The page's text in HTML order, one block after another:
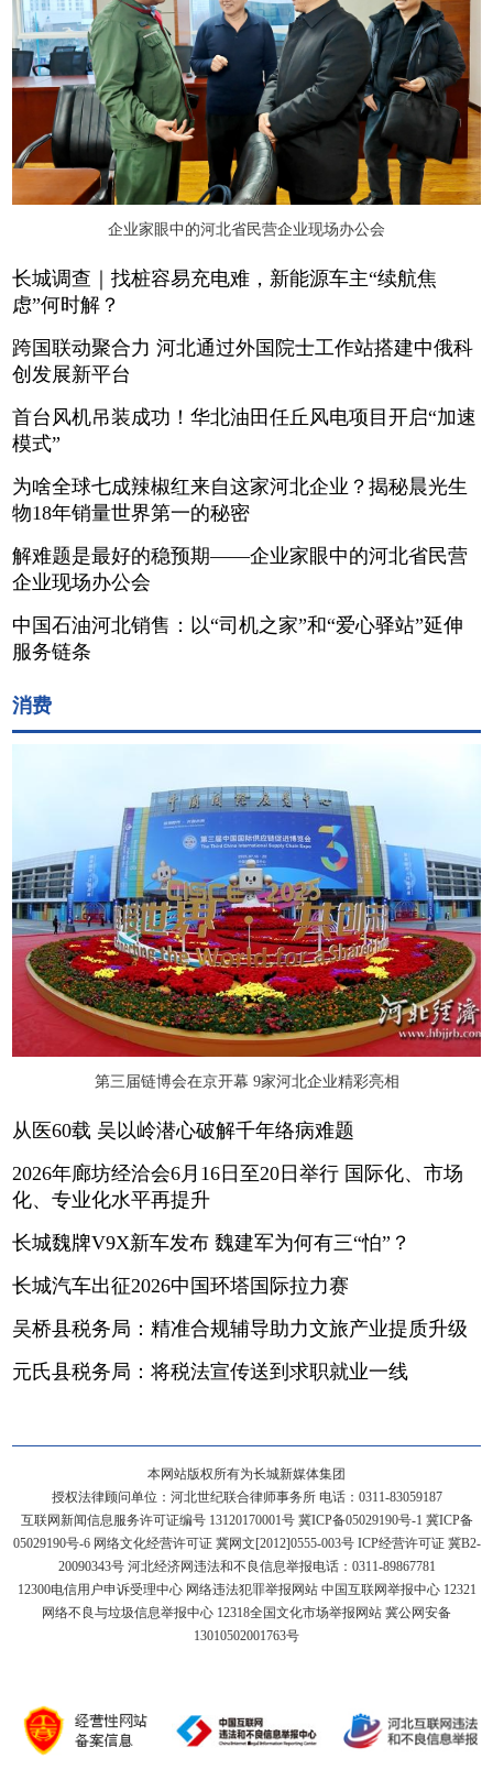
企业家眼中的河北省民营企业现场办公会
长城调查｜找桩容易充电难，新能源车主“续航焦
虑”何时解？
跨国联动聚合力 河北通过外国院士工作站搭建中俄科
创发展新平台
首台风机吊装成功！华北油田任丘风电项目开启“加速
模式”
为啥全球七成辣椒红来自这家河北企业？揭秘晨光生
物18年销量世界第一的秘密
解难题是最好的稳预期——企业家眼中的河北省民营
企业现场办公会
中国石油河北销售：以“司机之家”和“爱心驿站”延伸
服务链条
消费
第三届链博会在京开幕 9家河北企业精彩亮相
从医60载 吴以岭潜心破解千年络病难题
2026年廊坊经洽会6月16日至20日举行 国际化、市场
化、专业化水平再提升
长城魏牌V9X新车发布 魏建军为何有三“怕”？
长城汽车出征2026中国环塔国际拉力赛
吴桥县税务局：精准合规辅导助力文旅产业提质升级
元氏县税务局：将税法宣传送到求职就业一线
本网站版权所有为长城新媒体集团
授权法律顾问单位：河北世纪联合律师事务所 电话：0311-83059187
互联网新闻信息服务许可证编号 13120170001号 冀ICP备05029190号-1 冀ICP备
05029190号-6网络文化经营许可证 冀网文[2012]0555-003号 ICP经营许可证 冀B2-
20090343号 河北经济网违法和不良信息举报电话：0311-89867781
12300电信用户申诉受理中心 网络违法犯罪举报网站 中国互联网举报中心 12321
网络不良与垃圾信息举报中心 12318全国文化市场举报网站 冀公网安备
13010502001763号